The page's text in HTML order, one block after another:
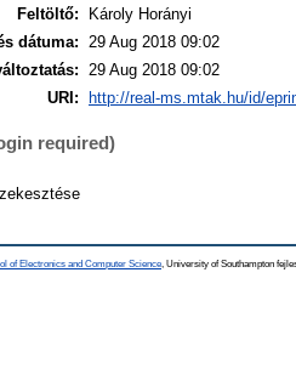
Feltöltő:
Károly Horányi
dátuma: 29 Aug 2018 09:02
29 Aug 2018 09:02
URI:
http://real-ms.mtak.hu/id/
required)
of Electronics and Computer Science , University of Southampton